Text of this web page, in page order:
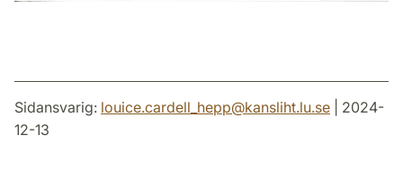
Sidansvarig: louice.cardell_hepp@kansliht.lu.se | 2024-
12-13